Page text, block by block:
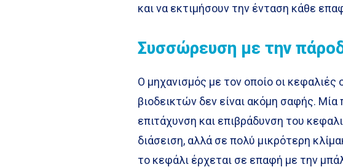
και να εκτιμήσουν την ένταση κάθε
Συσσώρευση με την
Ο μηχανισμός με τον οποίο οι
βιοδεικτών δεν είναι ακόμη σαφής. Μία
επιτάχυνση και επιβράδυνση του
διάσειση, αλλά σε πολύ μικρότερη
το κεφάλι έρχεται σε επαφή με την